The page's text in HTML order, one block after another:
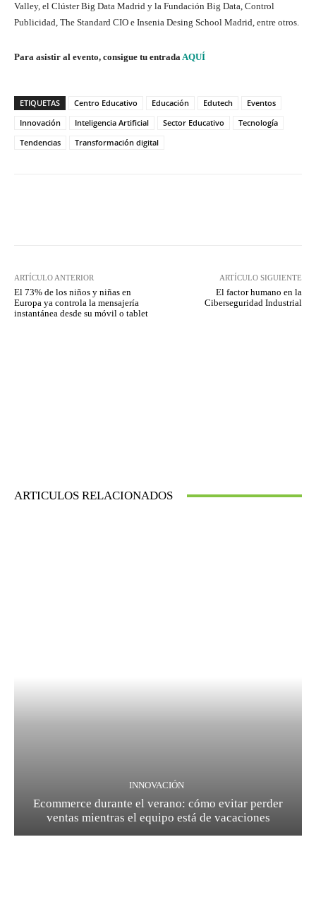
Valley, el Clúster Big Data Madrid y la Fundación Big Data, Control
Publicidad, The Standard CIO e Insenia Desing School Madrid, entre otros.
Para asistir al evento, consigue tu entradaAQUÍ
ETIQUETAS Centro Educativo Educación Edutech
Eventos
Innovación
Inteligencia Artificial Sector Educativo
Tecnología
Tendencias
Transformación digital
ARTÍCULO ANTERIOR
El 73% de los niños y niñas en
Europa ya controla la mensajería
instantánea desde su móvil o tablet
ARTÍCULO SIGUIENTE
El factor humano en la
Ciberseguridad Industrial
ARTICULOS RELACIONADOS
INNOVACIÓN
Ecommerce durante el verano: cómo evitar perder
ventas mientras el equipo está de vacaciones